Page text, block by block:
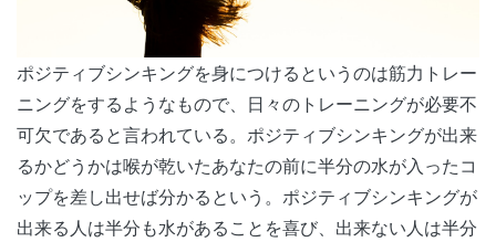
ポジティブシンキングを身につけるというのは筋力トレー
ニングをするようなもので、日々のトレーニングが必要不
可欠であると言われている。ポジティブシンキングが出来
るかどうかは喉が乾いたあなたの前に半分の水が入ったコ
ップを差し出せば分かるという。ポジティブシンキングが
出来る人は半分も水があることを喜び、出来ない人は半分